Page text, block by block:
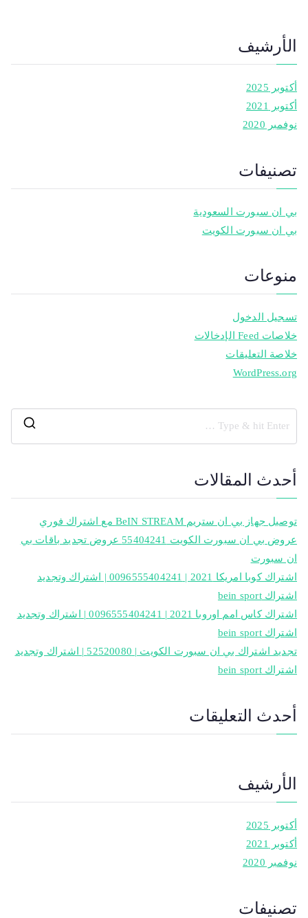
الأرشيف
أكتوبر 2025
أكتوبر 2021
نوفمبر 2020
تصنيفات
بي ان سبورت السعودية
بي ان سبورت الكويت
منوعات
تسجيل الدخول
خلاصات Feed الإدخالات
خلاصة التعليقات
WordPress.org
أحدث المقالات
توصيل جهاز بي ان ستريم BeIN STREAM مع اشتراك فوري
عروض بي ان سبورت الكويت 55404241 عروض تجديد باقات بي
ان سبورت
اشتراك كوبا امريكا 2021 | 0096555404241 | اشتراك وتجديد
اشتراك bein sport
اشتراك كاس امم اوروبا 2021 | 0096555404241 | اشتراك وتجديد
اشتراك bein sport
تجديد اشتراك بي ان سبورت الكويت | 52520080 | اشتراك وتجديد
اشتراك bein sport
أحدث التعليقات
الأرشيف
أكتوبر 2025
أكتوبر 2021
نوفمبر 2020
تصنيفات